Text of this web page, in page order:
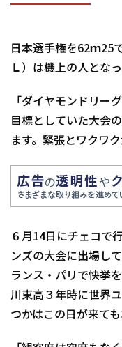
日本選手権を62ｍ25
Ｌ）は機上の人となっ
「ダイヤモンドリー
目標としていた大会
ます。緊張とワクワ
６月14日にチェコで
ンズの大会に出場し
ランス・パリで快挙
川東高３年時に世界
つかはこの日が来て